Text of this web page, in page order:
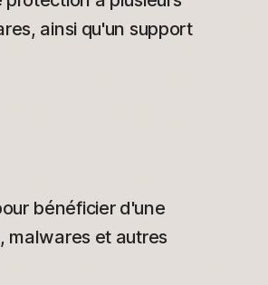
ainsi qu'un support
bénéficier d'une
malwares et autres